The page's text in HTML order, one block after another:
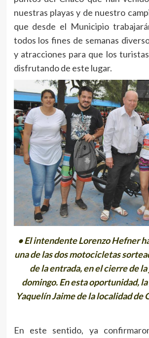
nuestras playas y de nuestro
que desde el Municipio
todos los fines de semanas
y atracciones para que los
disfrutando de este lugar.
• El intendente Lorenzo Hefner
una de las dos motocicletas
de la entrada, en el cierre de
domingo. En esta oportunidad,
Yaquelín Jaime de la localidad de
En este sentido, ya